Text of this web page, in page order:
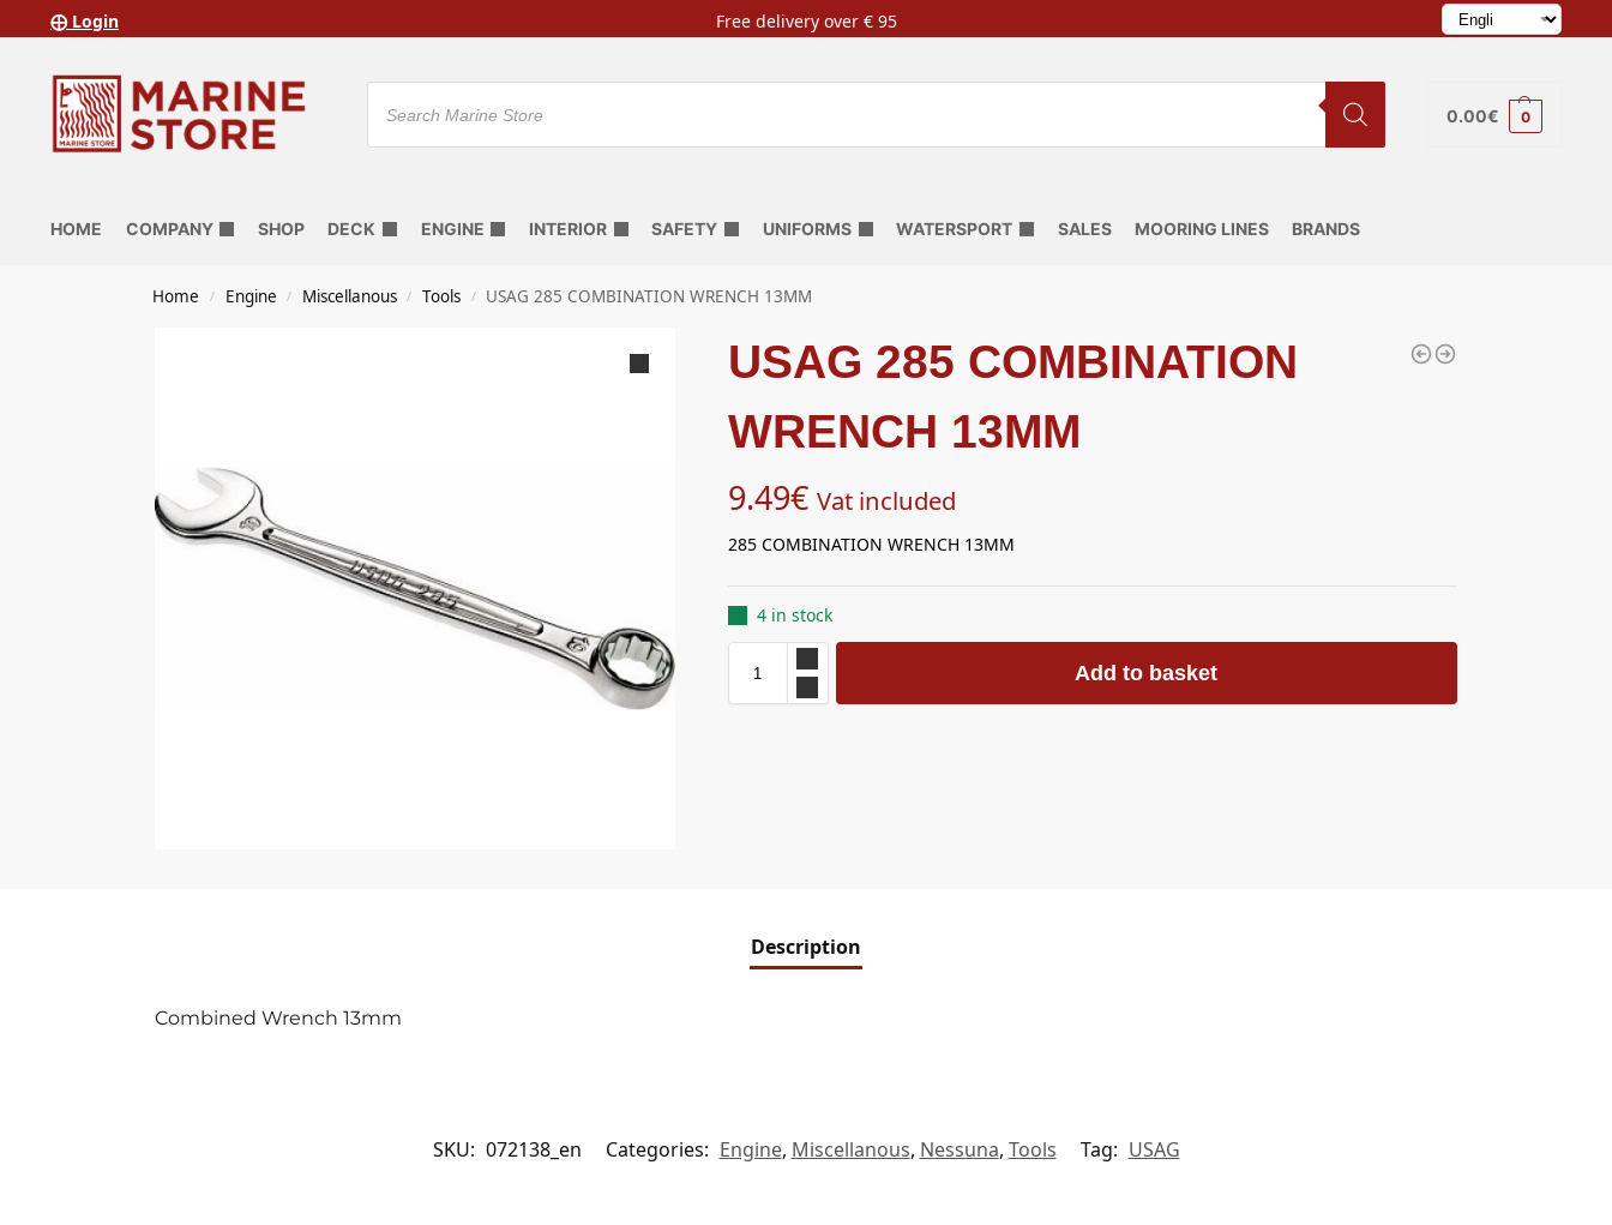
⨁ Login Free delivery over € 95
0.00€ 0
HOME COMPANY SHOP DECK ENGINE INTERIOR SAFETY UNIFORMS WATERSPORT SALES MOORING LINES BRANDS
Home / Engine / Miscellanous / Tools / USAG 285 COMBINATION WRENCH 13MM
USAG 285 COMBINATION
WRENCH 13MM
9.49€ Vat included
285 COMBINATION WRENCH 13MM
4 in stock
Add to basket
Description
Combined Wrench 13mm
SKU: 072138_en Categories: Engine, Miscellanous, Nessuna, Tools Tag: USAG